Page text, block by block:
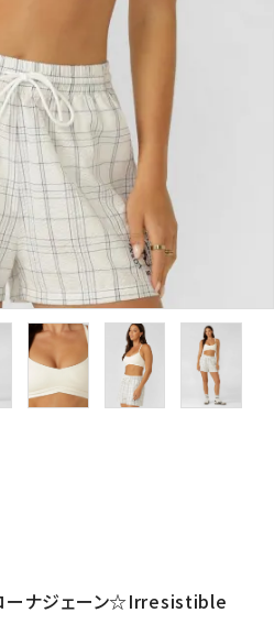
ナジェーン☆Irresistible